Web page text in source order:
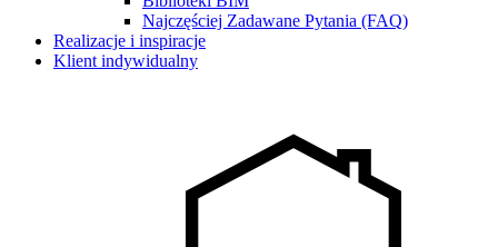
Najczęściej Zadawane Pytania (FAQ)
Realizacje i inspiracje
Klient indywidualny